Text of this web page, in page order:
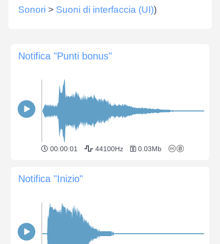
Sonori > Suoni di interfaccia (UI))
Notifica "Punti bonus"
00:00:01 44100Hz 0.03Mb
Notifica "Inizio"